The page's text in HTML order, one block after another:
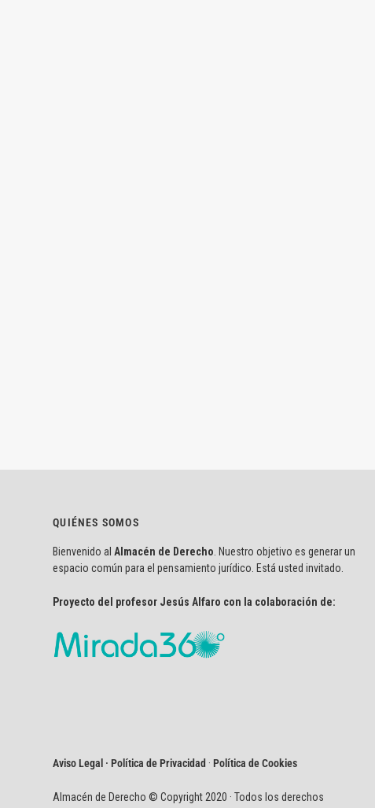
QUIÉNES SOMOS
Bienvenido al Almacén de Derecho . Nuestro objetivo es generar un
espacio común para el pensamiento jurídico. Está usted invitado.
Proyecto del profesor Jesús Alfaro con la colaboración de:
Aviso Legal · Política de Privacidad ·Política de Cookies
Almacén de Derecho © Copyright 2020 · Todos los derechos